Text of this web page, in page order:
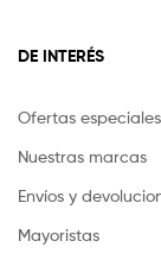
DE INTERÉS
Ofertas especiales
Nuestras marcas
Envíos y
Mayoristas